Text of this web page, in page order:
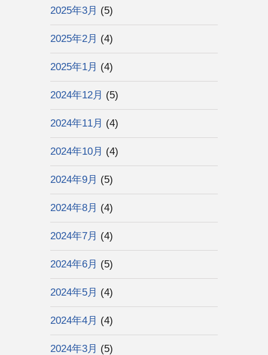
2025年3月 (5)
2025年2月 (4)
2025年1月 (4)
2024年12月 (5)
2024年11月 (4)
2024年10月 (4)
2024年9月 (5)
2024年8月 (4)
2024年7月 (4)
2024年6月 (5)
2024年5月 (4)
2024年4月 (4)
2024年3月 (5)